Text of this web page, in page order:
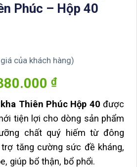
Phúc – Hộp 40
của khách hàng)
₫.
₫Giá
hiện
tại
là:
380.000 ₫.
Thiên Phúc Hộp 40 được
tiện lợi cho dòng sản phẩm
chất quý hiếm từ đông
tăng cường sức đề kháng,
giúp bổ thận, bổ phổi.